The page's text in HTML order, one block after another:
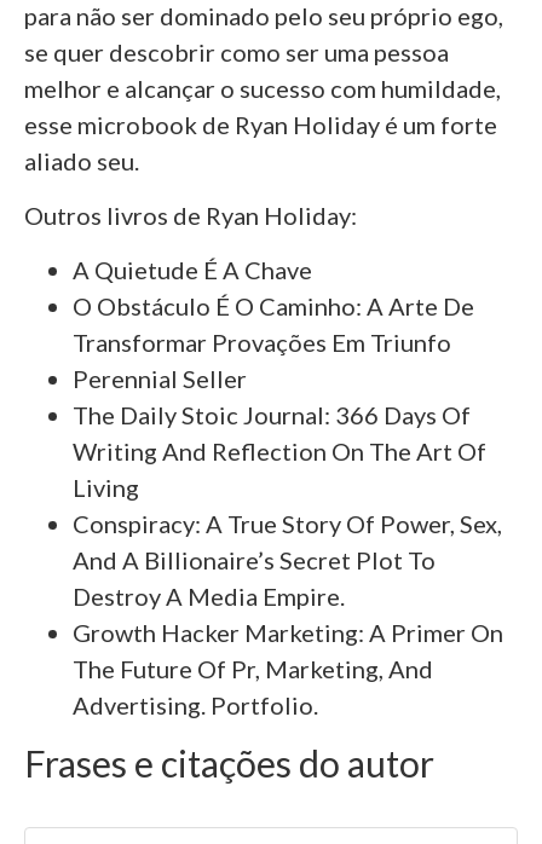
para não ser dominado pelo seu próprio ego,
se quer descobrir como ser uma pessoa
melhor e alcançar o sucesso com humildade,
esse microbook de Ryan Holiday é um forte
aliado seu.
Outros livros de Ryan Holiday:
A Quietude É A Chave
O Obstáculo É O Caminho: A Arte De
Transformar Provações Em Triunfo
Perennial Seller
The Daily Stoic Journal: 366 Days Of
Writing And Reflection On The Art Of
Living
Conspiracy: A True Story Of Power, Sex,
And A Billionaire’s Secret Plot To
Destroy A Media Empire.
Growth Hacker Marketing: A Primer On
The Future Of Pr, Marketing, And
Advertising. Portfolio.
Frases e citações do autor